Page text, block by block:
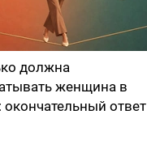
должна
женщина в
окончательный ответ